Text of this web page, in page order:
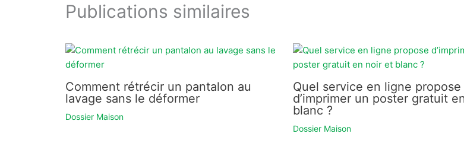
Publications similaires
Comment rétrécir un pantalon au
lavage sans le déformer
Dossier Maison
Quel service en ligne propose
d’imprimer un poster gratuit
blanc ?
Dossier Maison